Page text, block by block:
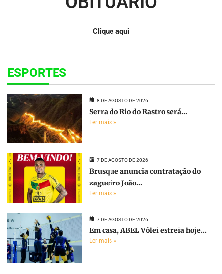
Clique aqui
ESPORTES
8 DE AGOSTO DE 2026
Serra do Rio do Rastro será...
Ler mais »
7 DE AGOSTO DE 2026
Brusque anuncia contratação do
zagueiro João...
Ler mais »
7 DE AGOSTO DE 2026
Em casa, ABEL Vôlei estreia hoje...
Ler mais »